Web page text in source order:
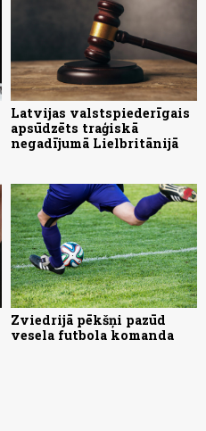
Latvijas valstspiederīgais
apsūdzēts traģiskā
negadījumā Lielbritānijā
Zviedrijā pēkšņi pazūd
vesela futbola komanda